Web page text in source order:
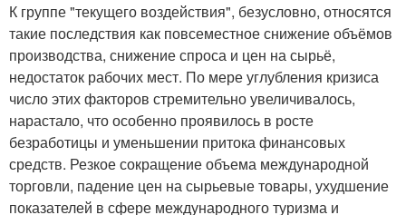
К группе "текущего воздействия", безусловно, относятся
такие последствия как повсеместное снижение объёмов
производства, снижение спроса и цен на сырьё,
недостаток рабочих мест. По мере углубления кризиса
число этих факторов стремительно увеличивалось,
нарастало, что особенно проявилось в росте
безработицы и уменьшении притока финансовых
средств. Резкое сокращение объема международной
торговли, падение цен на сырьевые товары, ухудшение
показателей в сфере международного туризма и